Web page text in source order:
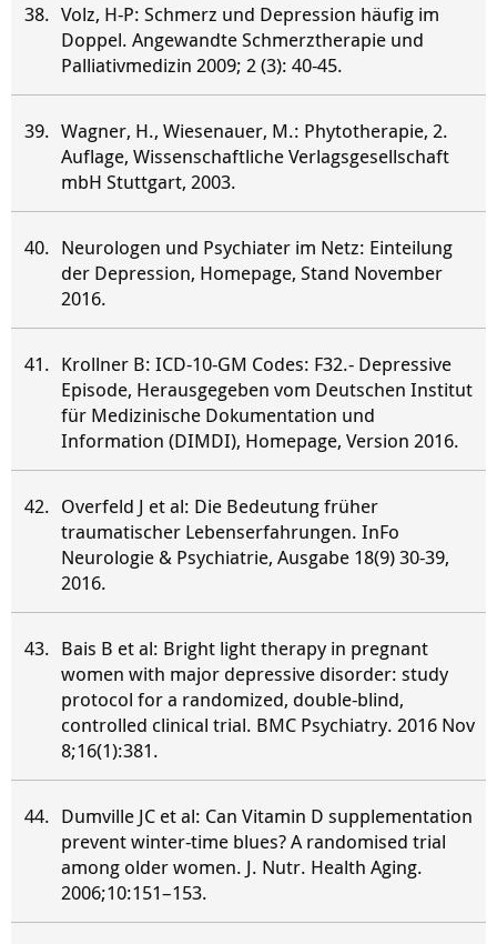
Volz, H-P: Schmerz und Depression häufig im
Doppel. Angewandte Schmerztherapie und
Palliativmedizin 2009; 2 (3): 40-45.
Wagner, H., Wiesenauer, M.: Phytotherapie, 2.
Auflage, Wissenschaftliche Verlagsgesellschaft
mbH Stuttgart, 2003.
Neurologen und Psychiater im Netz: Einteilung
der Depression, Homepage, Stand November
2016.
Krollner B: ICD-10-GM Codes: F32.- Depressive
Episode, Herausgegeben vom Deutschen Institut
für Medizinische Dokumentation und
Information (DIMDI), Homepage, Version 2016.
Overfeld J et al: Die Bedeutung früher
traumatischer Lebenserfahrungen. InFo
Neurologie & Psychiatrie, Ausgabe 18(9) 30-39,
2016.
Bais B et al: Bright light therapy in pregnant
women with major depressive disorder: study
protocol for a randomized, double-blind,
controlled clinical trial. BMC Psychiatry. 2016 Nov
8;16(1):381.
Dumville JC et al: Can Vitamin D supplementation
prevent winter-time blues? A randomised trial
among older women. J. Nutr. Health Aging.
2006;10:151–153.